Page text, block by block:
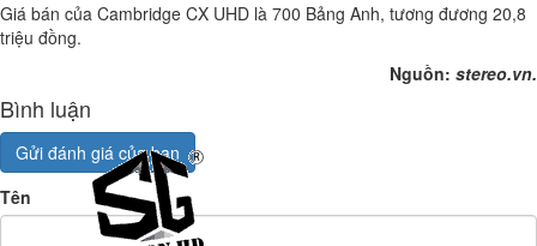
Giá bán của Cambridge CX UHD là 700 Bảng Anh, tương đương 20,8
triệu đồng.
Nguồn: stereo.vn.
Bình luận
Gửi đánh giá của bạn
Tên